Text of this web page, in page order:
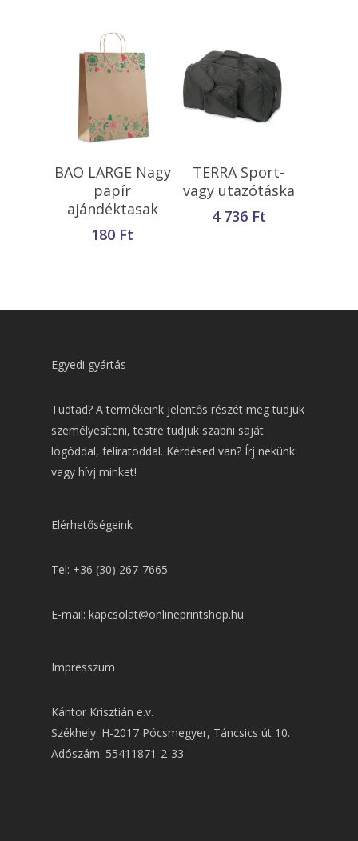
Kosárba
Teszem
BAO LARGE Nagy
papír
ajándéktasak
180 Ft
Kosárba
Teszem
TERRA Sport-
vagy utazótáska
4 736 Ft
Egyedi gyártás
Tudtad? A termékeink jelentős részét meg tudjuk
személyesíteni, testre tudjuk szabni saját
logóddal, feliratoddal. Kérdésed van? Írj nekünk
vagy hívj minket!
Elérhetőségeink
Tel: +36 (30) 267-7665
E-mail: kapcsolat@onlineprintshop.hu
Impresszum
Kántor Krisztián e.v.
Székhely: H-2017 Pócsmegyer, Táncsics út 10.
Adószám: 55411871-2-33